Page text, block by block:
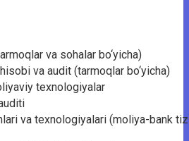
va sohalar bo‘yicha)
va audit (tarmoqlar bo‘yicha)
texnologiyalar
va texnologiyalari (moliya-bank